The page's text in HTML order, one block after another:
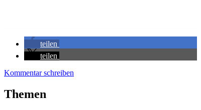
teilen
teilen
Kommentar schreiben
Themen